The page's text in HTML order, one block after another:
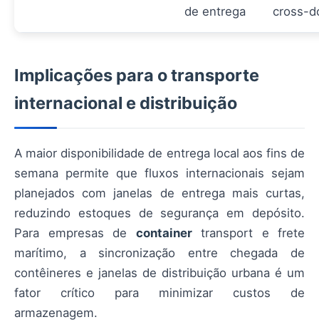
de entrega
cross-
Implicações para o transporte
internacional e distribuição
A maior disponibilidade de entrega local aos fins de
semana permite que fluxos internacionais sejam
planejados com janelas de entrega mais curtas,
reduzindo estoques de segurança em depósito.
Para empresas de containertransport e frete
marítimo, a sincronização entre chegada de
contêineres e janelas de distribuição urbana é um
fator crítico para minimizar custos de
armazenagem.